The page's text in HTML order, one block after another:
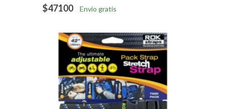
$47100 Envío gratis